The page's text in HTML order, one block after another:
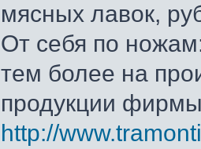
мясных лавок,
От себя по
тем более на
продукции
http://